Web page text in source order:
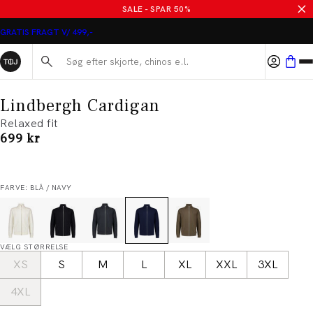
SALE - SPAR 50%
GRATIS FRAGT V/ 499,-
Søg her...
Lindbergh Cardigan
Relaxed fit
I alt (inkl. rabat)
699 kr
FARVE: BLÅ / NAVY
VÆLG STØRRELSE
XS S M L XL XXL
3XL
4XL